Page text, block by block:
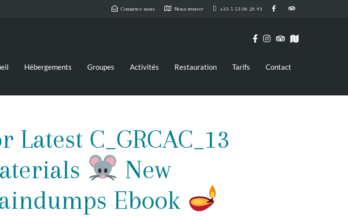
Contactez-nous Nous trouver +33 5 53 08 28 93
Hébergements Groupes Activités Restauration Tarifs Contact
C_GRCAC_13
New
Ebook